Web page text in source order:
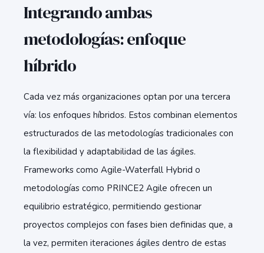
Integrando ambas
metodologías: enfoque
híbrido
Cada vez más organizaciones optan por una tercera
vía: los enfoques híbridos. Estos combinan elementos
estructurados de las metodologías tradicionales con
la flexibilidad y adaptabilidad de las ágiles.
Frameworks como Agile-Waterfall Hybrid o
metodologías como PRINCE2 Agile ofrecen un
equilibrio estratégico, permitiendo gestionar
proyectos complejos con fases bien definidas que, a
la vez, permiten iteraciones ágiles dentro de estas